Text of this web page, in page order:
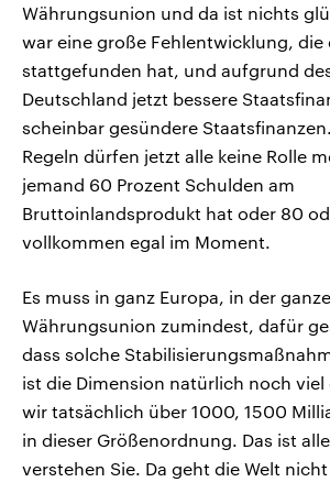
Währungsunion und da ist nichts
war eine große Fehlentwicklung, die
stattgefunden hat, und aufgrund
Deutschland jetzt bessere
scheinbar gesündere
Regeln dürfen jetzt alle keine Rolle
jemand 60 Prozent Schulden am
Bruttoinlandsprodukt hat oder 80
vollkommen egal im Moment.
Es muss in ganz Europa, in der
Währungsunion zumindest, dafür
dass solche
ist die Dimension natürlich noch viel
wir tatsächlich über 1000, 1500
in dieser Größenordnung. Das ist
verstehen Sie. Da geht die Welt